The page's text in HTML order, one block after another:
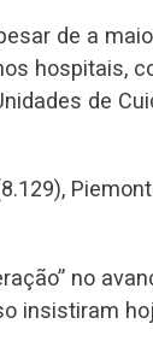
de a
hospitais,
de
no
insistiram